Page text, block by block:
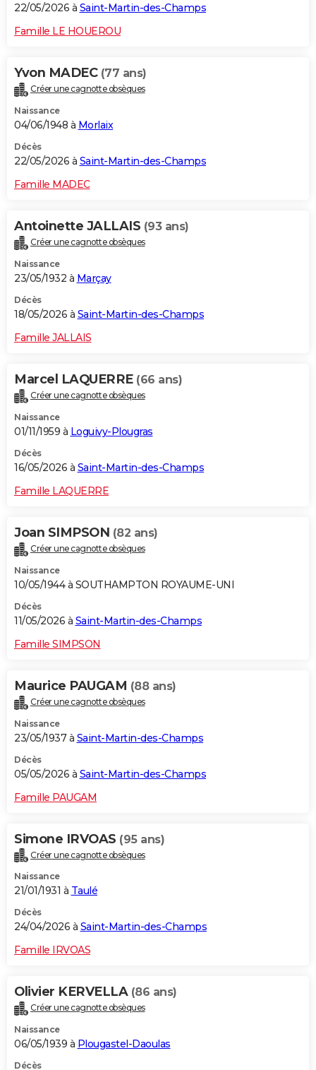
22/05/2026 à Saint-Martin-des-Champs
Famille LE HOUEROU
Yvon MADEC (77 ans)
Créer une cagnotte obsèques
Naissance
04/06/1948 à Morlaix
Décès
22/05/2026 à Saint-Martin-des-Champs
Famille MADEC
Antoinette JALLAIS (93 ans)
Créer une cagnotte obsèques
Naissance
23/05/1932 à Marçay
Décès
18/05/2026 à Saint-Martin-des-Champs
Famille JALLAIS
Marcel LAQUERRE (66 ans)
Créer une cagnotte obsèques
Naissance
01/11/1959 à Loguivy-Plougras
Décès
16/05/2026 à Saint-Martin-des-Champs
Famille LAQUERRE
Joan SIMPSON (82 ans)
Créer une cagnotte obsèques
Naissance
10/05/1944 à SOUTHAMPTON ROYAUME-UNI
Décès
11/05/2026 à Saint-Martin-des-Champs
Famille SIMPSON
Maurice PAUGAM (88 ans)
Créer une cagnotte obsèques
Naissance
23/05/1937 à Saint-Martin-des-Champs
Décès
05/05/2026 à Saint-Martin-des-Champs
Famille PAUGAM
Simone IRVOAS (95 ans)
Créer une cagnotte obsèques
Naissance
21/01/1931 à Taulé
Décès
24/04/2026 à Saint-Martin-des-Champs
Famille IRVOAS
Olivier KERVELLA (86 ans)
Créer une cagnotte obsèques
Naissance
06/05/1939 à Plougastel-Daoulas
Décès